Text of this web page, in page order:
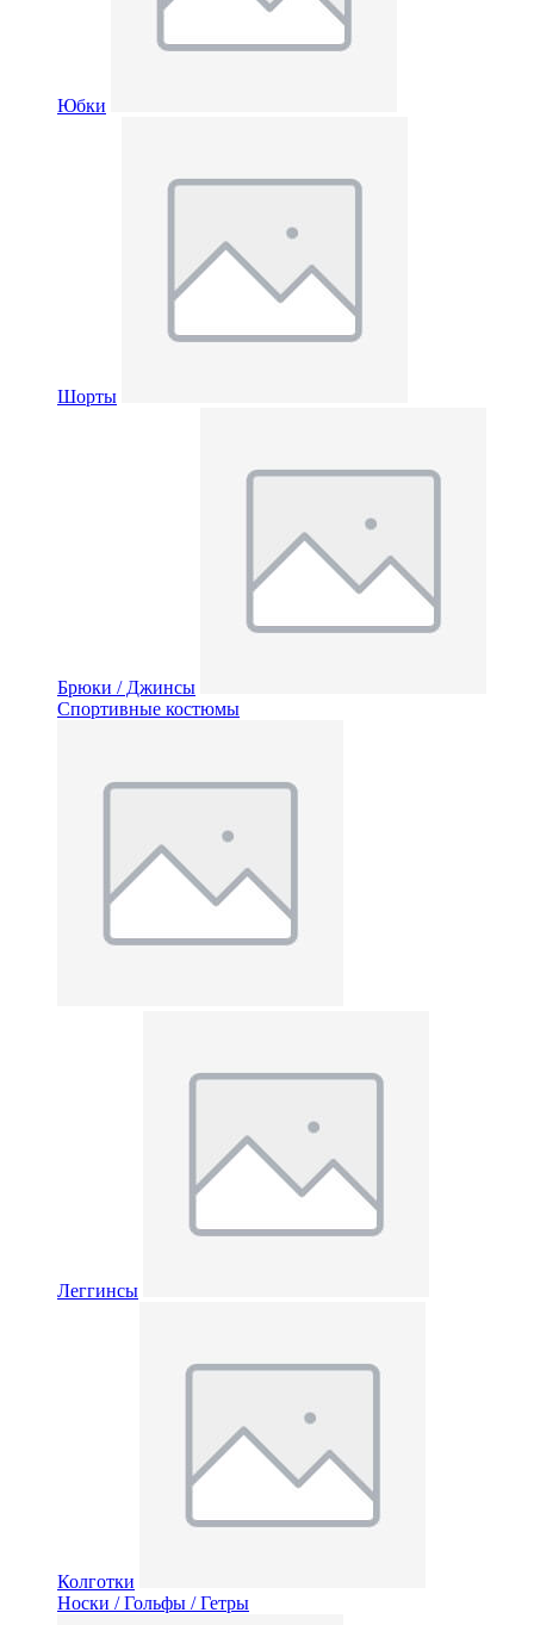
Юбки
Шорты
Брюки / Джинсы
Спортивные костюмы
Леггинсы
Колготки
Носки / Гольфы / Гетры